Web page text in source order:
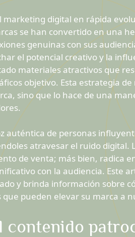
marketing digital en rápida
se han convertido en una
genuinas con sus
el potencial creativo y la
materiales atractivos que
objetivo. Esta estrategia
sino que lo hace de una
auténtica de personas
atravesar el ruido digital.
de venta; más bien, radica
con la audiencia. Este
y brinda información sobre
pueden elevar su marca a
contenido